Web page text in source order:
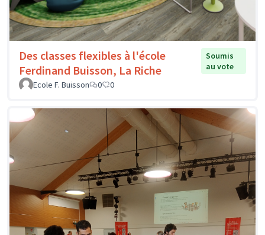
Des classes flexibles à l'école
Ferdinand Buisson, La Riche
Soumis
au vote
Ecole F. Buisson
0 0